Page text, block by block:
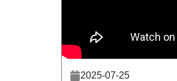
2025-07-25